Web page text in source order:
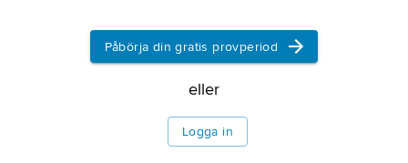
Påbörja din gratis provperiod
eller
Logga in